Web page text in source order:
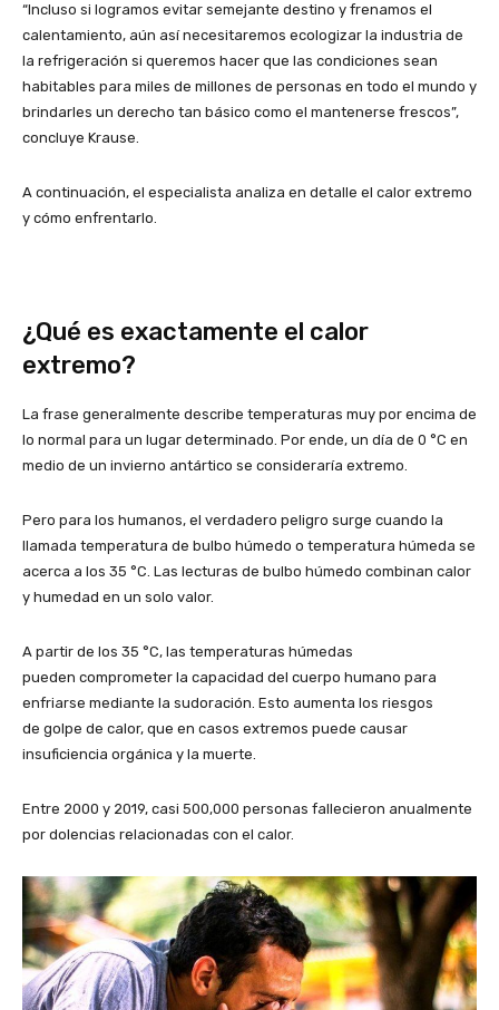
“Incluso si logramos evitar semejante destino y frenamos el
calentamiento, aún así necesitaremos ecologizar la industria de
la refrigeración si queremos hacer que las condiciones sean
habitables para miles de millones de personas en todo el mundo y
brindarles un derecho tan básico como el mantenerse frescos”,
concluye Krause.
A continuación, el especialista analiza en detalle el calor extremo
y cómo enfrentarlo.
¿Qué es exactamente el calor
extremo?
La frase generalmente describe temperaturas muy por encima de
lo normal para un lugar determinado. Por ende, un día de 0 °C en
medio de un invierno antártico se consideraría extremo.
Pero para los humanos, el verdadero peligro surge cuando la
llamada temperatura de bulbo húmedo o temperatura húmeda se
acerca a los 35 °C. Las lecturas de bulbo húmedo combinan calor
y humedad en un solo valor.
A partir de los 35 °C, las temperaturas húmedas
pueden comprometer la capacidad del cuerpo humano para
enfriarse mediante la sudoración. Esto aumenta los riesgos
de golpe de calor, que en casos extremos puede causar
insuficiencia orgánica y la muerte.
Entre 2000 y 2019, casi 500,000 personas fallecieron anualmente
por dolencias relacionadas con el calor.